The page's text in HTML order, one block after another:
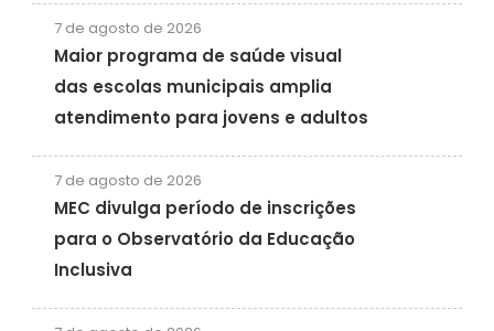
7 de agosto de 2026
Maior programa de saúde visual
das escolas municipais amplia
atendimento para jovens e adultos
7 de agosto de 2026
MEC divulga período de inscrições
para o Observatório da Educação
Inclusiva